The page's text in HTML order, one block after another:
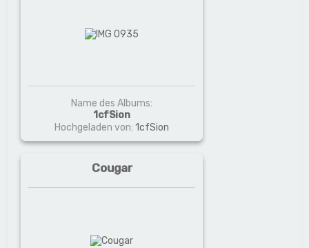
Name des Albums:
1cfSion
Hochgeladen von:1cfSion
Cougar